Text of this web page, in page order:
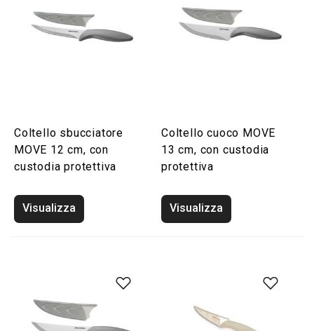
Coltello sbucciatore
MOVE 12 cm, con
custodia protettiva
Visualizza
Coltello cuoco MOVE
13 cm, con custodia
protettiva
Visualizza